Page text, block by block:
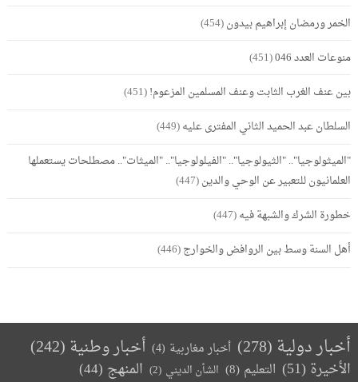
الخمر ورمضان إبراهيم بيدون(454)
منوعات العدد 046
(451)
بين عنف الغرب الثابت وعنف المسلمين المزعوم!(451)
السلطان عبد الحميد الثاني المفترى عليه(449)
"الميثولوجيا".. "الثيولوجيا".. "الفيلولوجيا".. "الميثات".. مصطلحات يستعملها
العلمانيون للتعبير عن الوحي والدين(447)
خطورة الشرك والشبهة فيه(447)
أهل السنة وسط بين الروافض والخوارج(446)
أخبار دولية (278) أخبار مغاربية (4) أخبار وطنية(242)
الأخيرة (51) التعليم (8) الشأن الديني (2) المنهج (44)